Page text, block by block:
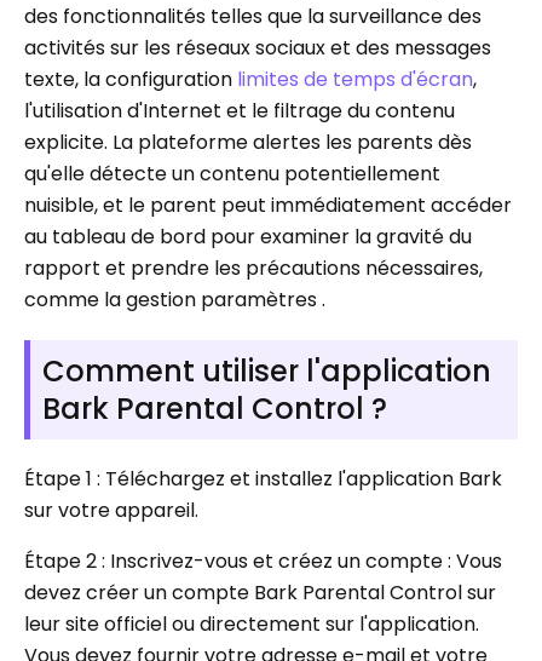
des fonctionnalités telles que la surveillance des
activités sur les réseaux sociaux et des messages
texte, la configuration limites de temps d'écran,
l'utilisation d'Internet et le filtrage du contenu
explicite. La plateforme alertes les parents dès
qu'elle détecte un contenu potentiellement
nuisible, et le parent peut immédiatement accéder
au tableau de bord pour examiner la gravité du
rapport et prendre les précautions nécessaires,
comme la gestion paramètres .
Comment utiliser l'application
Bark Parental Control ?
Étape 1 : Téléchargez et installez l'application Bark
sur votre appareil.
Étape 2 : Inscrivez-vous et créez un compte : Vous
devez créer un compte Bark Parental Control sur
leur site officiel ou directement sur l'application.